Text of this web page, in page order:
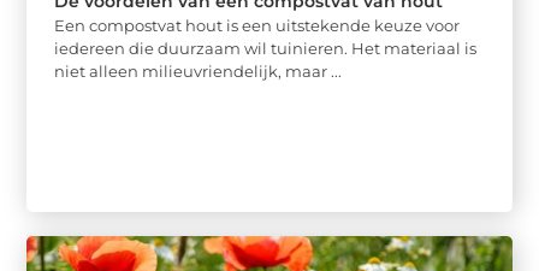
Een compostvat hout is een uitstekende keuze voor
iedereen die duurzaam wil tuinieren. Het materiaal is
niet alleen milieuvriendelijk, maar ...